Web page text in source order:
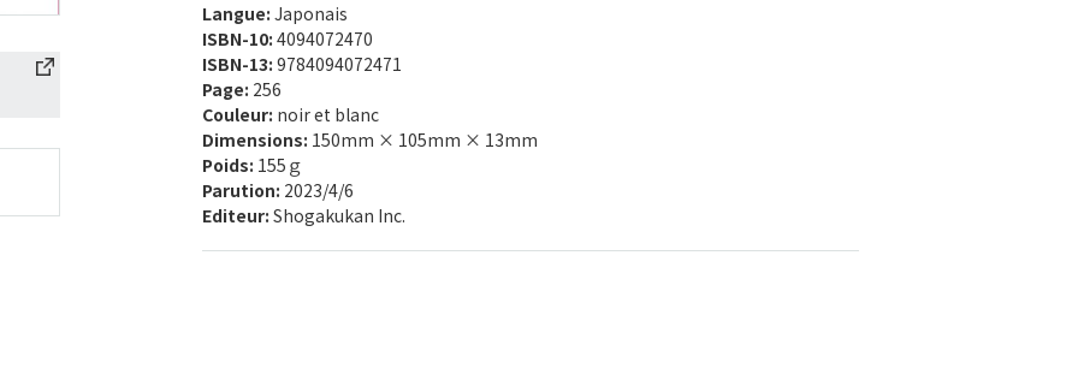
Langue: Japonais
ISBN-10: 4094072470
ISBN-13: 9784094072471
Page: 256
Couleur: noir et blanc
Dimensions: 150mm × 105mm × 13mm
Poids: 155ｇ
Parution: 2023/4/6
Editeur: Shogakukan Inc.